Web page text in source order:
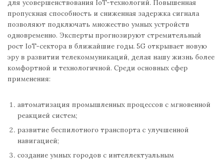
для усовершенствования IoT-технологий. Повышенная
пропускная способность и сниженная задержка сигнала
позволяют подключать множество умных устройств
одновременно. Эксперты прогнозируют стремительный
рост IoT-сектора в ближайшие годы. 5G открывает новую
эру в развитии телекоммуникаций, делая нашу жизнь более
комфортной и технологичной. Среди основных сфер
применения:
автоматизация промышленных процессов с мгновенной
реакцией систем;
развитие беспилотного транспорта с улучшенной
навигацией;
создание умных городов с интеллектуальным